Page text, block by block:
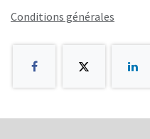
Conditions générales